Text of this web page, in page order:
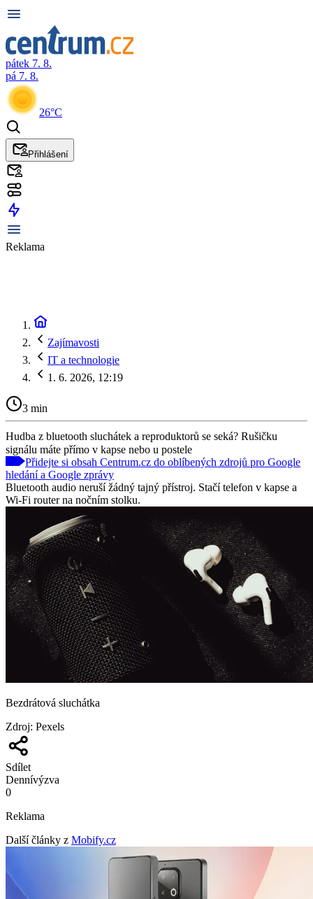
pátek 7. 8.
pá 7. 8.
26°C
Přihlášení
Reklama
Zajímavosti
IT a technologie
1. 6. 2026, 12:19
3 min
Hudba z bluetooth sluchátek a reproduktorů se seká? Rušičku
signálu máte přímo v kapse nebo u postele
Přidejte si obsah Centrum.cz do oblíbených zdrojů pro Google
hledání a Google zprávy
Bluetooth audio neruší žádný tajný přístroj. Stačí telefon v kapse a
Wi-Fi router na nočním stolku.
Bezdrátová sluchátka
Zdroj: Pexels
Sdílet
Dennívýzva
0
Reklama
Další články z Mobify.cz